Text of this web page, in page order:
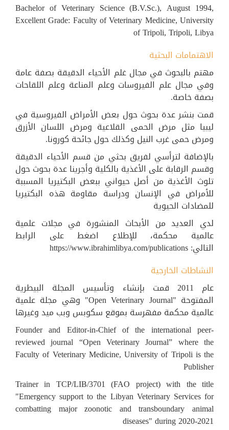
Bachelor of Veterinary Science (B.V.Sc.), August 1994,
Excellent Grade: Faculty of Veterinary Medicine, University
of Tripoli, Tripoli, Libya
الاهتمامات البحثية
مهتم بالبحوث في مجال غلم الأحياء الدقيقة بصفة عامة
وفي مجال علم الفيروسات وعلم المناعة وعلم اللقاحات
بصفة خاصة.
قمت بنشر عدة بحوث حول بعض الأمراض الفيروسية في
ليبيا مثل مرض الحمى القلاعية ومرض اللسان الأزرق
ومرض حمى غرب النيل وكذلك حول جائحة كورونا.
بالإضافة لترأسي لفريق بحثي من قسم الأحياء الدقيقة
وقسم الرقابة على الأغذية بالكلية وأجرينا عدة بحوث حول
تلوث الأغذية من أصل حيواني ببعض البكتيريا المسببة
للأمراض في الإنسان ودراسة مقاومة هذه البكتيريا
للمضادات الحيوية
لدي العديد من الأبحاث المنشورة في مجلات علمية
عالمية محكمة، للإطلاع اضغط على الرابط
التالي: https://www.ibrahimlibya.com/publications
النشاطات الخارجية
عام 2011 قمت بإنشاء وتأسيس المجلة البيطرية
المفتوحة "Open Veterinary Journal" وهي مجلة علمية
عالمية محكمة مفهرسة بموقع سكوبس وبب ميد وغيرها
Founder and Editor-in-Chief of the international peer-
reviewed journal “Open Veterinary Journal” where the
Faculty of Veterinary Medicine, University of Tripoli is the
Publisher
Trainer in TCP/LIB/3701 (FAO project) with the title
"Emergency support to the Libyan Veterinary Services for
combatting major zoonotic and transboundary animal
diseases" during 2020-2021